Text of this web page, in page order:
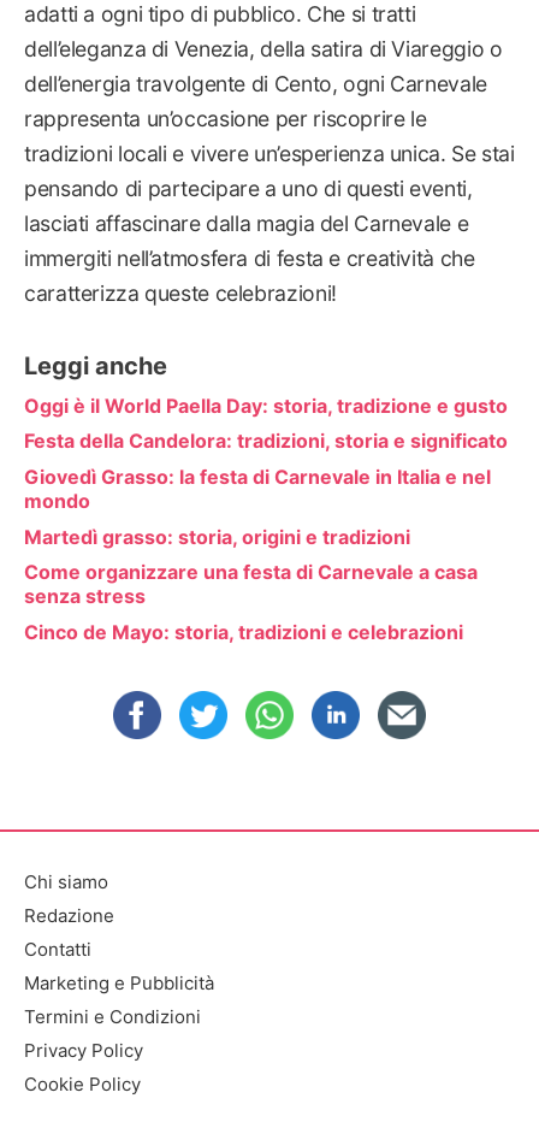
adatti a ogni tipo di pubblico. Che si tratti
dell’eleganza di Venezia, della satira di Viareggio o
dell’energia travolgente di Cento, ogni Carnevale
rappresenta un’occasione per riscoprire le
tradizioni locali e vivere un’esperienza unica. Se stai
pensando di partecipare a uno di questi eventi,
lasciati affascinare dalla magia del Carnevale e
immergiti nell’atmosfera di festa e creatività che
caratterizza queste celebrazioni!
Leggi anche
Oggi è il World Paella Day: storia, tradizione e gusto
Festa della Candelora: tradizioni, storia e significato
Giovedì Grasso: la festa di Carnevale in Italia e nel
mondo
Martedì grasso: storia, origini e tradizioni
Come organizzare una festa di Carnevale a casa
senza stress
Cinco de Mayo: storia, tradizioni e celebrazioni
Chi siamo
Redazione
Contatti
Marketing e Pubblicità
Termini e Condizioni
Privacy Policy
Cookie Policy